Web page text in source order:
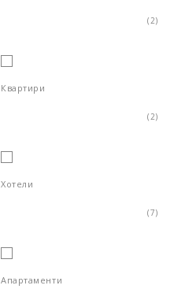
(2)
Квартири
(2)
Хотели
(7)
Апартаменти